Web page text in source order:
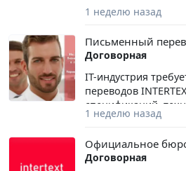
1 неделю назад
Письменный
Договорная
IT-индустрия
переводов
спецификаций,
переводов
1 неделю назад
Официальное бюро
Договорная